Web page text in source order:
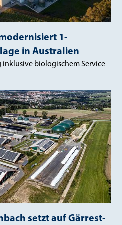
modernisiert 1-
in Australien
inklusive biologischem Service
setzt auf Gärrest-